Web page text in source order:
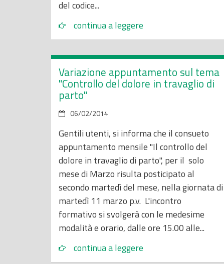
del codice...
continua a leggere
Variazione appuntamento sul tema
"Controllo del dolore in travaglio di
parto"
06/02/2014
Gentili utenti, si informa che il consueto
appuntamento mensile "Il controllo del
dolore in travaglio di parto", per il solo
mese di Marzo risulta posticipato al
secondo martedì del mese, nella giornata di
martedì 11 marzo p.v. L'incontro
formativo si svolgerà con le medesime
modalità e orario, dalle ore 15.00 alle...
continua a leggere